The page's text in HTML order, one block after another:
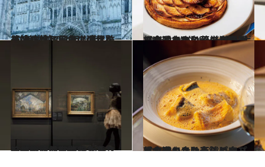
2026.3.21
【フランス・モネの足跡を辿る旅】モネの連作を彷彿させる景色に浸れる“美術館のような街”ルーアンへ
旅＆お出かけ 2026.3.25
【食通モネのレシピをパリで味わう】その姿はまるでモネの名画《フルーツタルト》。荘厳な空間で楽しむ“タルト・オ・ポム”
旅＆お出かけ
2026.4.2
モネの傑作80点余が集結。世界最大の印象派コレクションを誇るオルセー美術館の魅力
旅＆お出かけ 2026.3.24
【食通モネのレシピをパリで味わう】南仏の定番、海の幸たっぷりのブイヤベースは老舗ビストロで
旅＆お出かけ